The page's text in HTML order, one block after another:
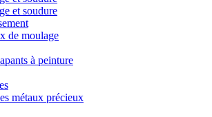
et soudure
de moulage
à peinture
métaux précieux